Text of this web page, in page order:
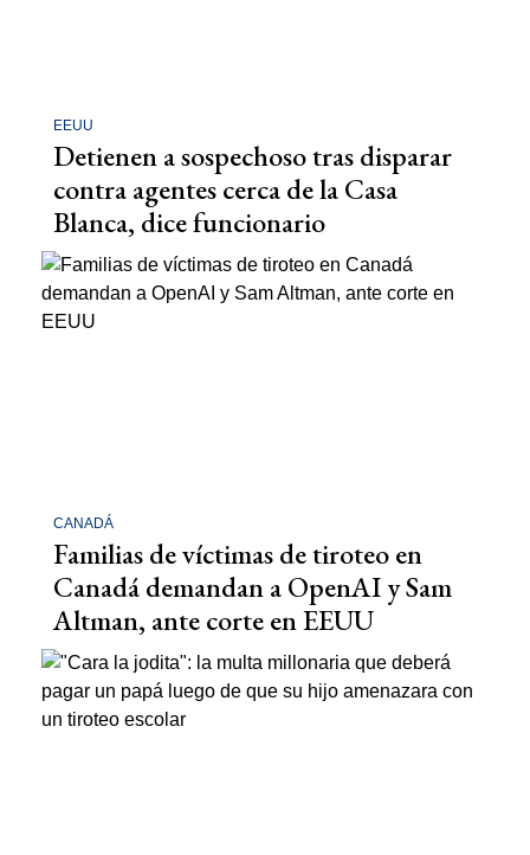
EEUU
Detienen a sospechoso tras disparar
contra agentes cerca de la Casa
Blanca, dice funcionario
CANADÁ
Familias de víctimas de tiroteo en
Canadá demandan a OpenAI y Sam
Altman, ante corte en EEUU